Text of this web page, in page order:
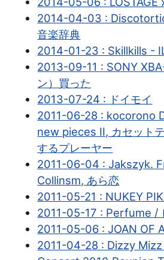
2014-04-03 :
音楽辞典
2014-01-23 : Skillkills -
2013-09-11 : SONY
ン）買った
2013-07-24 : ドイモイ
2011-06-28 : kocorono
new pieces II, カセット
するプレーヤー
2011-06-04 : Jakszyk.
Collinsm, あら恋
2011-05-21 : NUKEY
2011-05-17 : Perfume /
2011-05-06 : JOAN OF
2011-04-28 : Dizzy